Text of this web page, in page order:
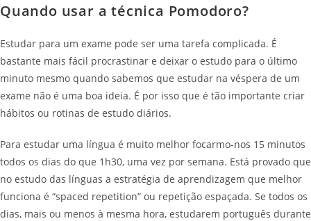
Quando usar a técnica Pomodoro?
Estudar para um exame pode ser uma tarefa complicada. É
bastante mais fácil procrastinar e deixar o estudo para o último
minuto mesmo quando sabemos que estudar na véspera de um
exame não é uma boa ideia. É por isso que é tão importante criar
hábitos ou rotinas de estudo diários.
Para estudar uma língua é muito melhor focarmo-nos 15 minutos
todos os dias do que 1h30, uma vez por semana. Está provado que
no estudo das línguas a estratégia de aprendizagem que melhor
funciona é “spaced repetition” ou repetição espaçada. Se todos os
dias, mais ou menos à mesma hora, estudarem português durante